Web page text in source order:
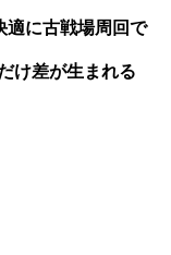
適に古戦場周回で
け差が生まれる